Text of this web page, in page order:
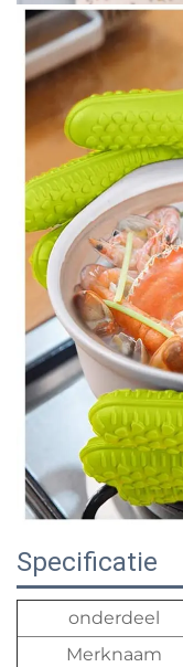
Specificatie
onderdeel
Merknaam